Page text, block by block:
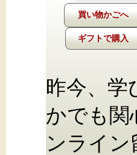
ギフトで購入
昨今、学
かでも関
ンライ